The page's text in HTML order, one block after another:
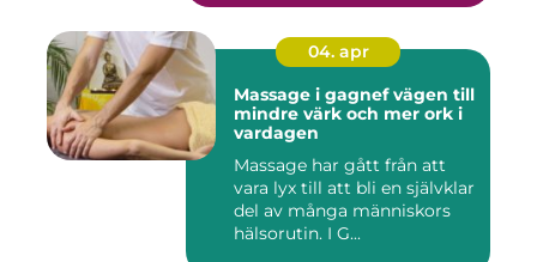
04. apr
Massage i gagnef vägen till
mindre värk och mer ork i
vardagen
Massage har gått från att
vara lyx till att bli en självklar
del av många människors
hälsorutin. I G...